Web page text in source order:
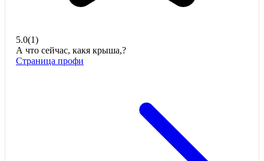
5.0(1)
А что сейчас, какя крыша,?
Страница профи